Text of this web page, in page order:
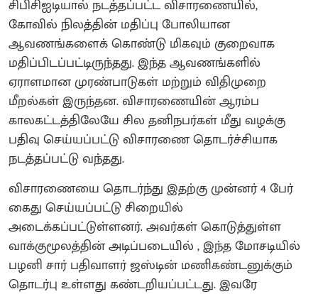
சிபிசிஐடியால் நடத்தப்பட்ட விசாரணையில்,
கோவில் நிலத்தின் மதிப்பு போலியான
ஆவணங்களைக் கொண்டு மிகவும் குறைவாக
மதிப்பிடப்பட்டிருந்தது. இந்த ஆவணங்களில்
ஏராளமான முரண்பாடுகள் மற்றும் விதிமுறை
மீறல்கள் இருந்தன. விசாரணையின் ஆரம்ப
காலகட்டத்திலேயே சில தனிநபர்கள் மீது வழக்கு
பதிவு செய்யப்பட்டு விசாரணை தொடர்ச்சியாக
நடத்தப்பட்டு வந்தது.
விசாரணையை தொடர்ந்து இதற்கு முன்னர் 4 பேர்
கைது செய்யப்பட்டு சிறையில்
அடைக்கப்பட்டுள்ளனர். அவர்கள் கொடுத்துள்ள
வாக்குமூலத்தின் அடிப்படையில் , இந்த மோசடியில்
பழனி சார் பதிவாளர் ஜஸ்டின் மணிகண்டனுக்கும்
தொடர்பு உள்ளது கண்டறியப்பட்டது. இவரே